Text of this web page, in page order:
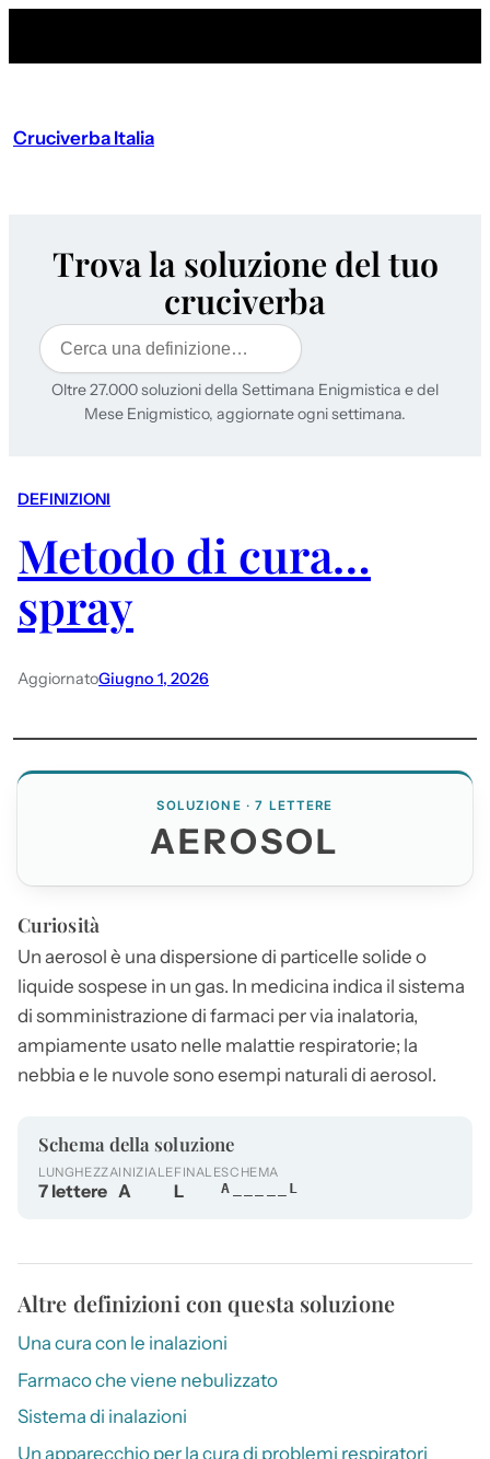
Cruciverba Italia
Trova la soluzione del tuo
cruciverba
Cerca
Oltre 27.000 soluzioni della Settimana Enigmistica e del
Mese Enigmistico, aggiornate ogni settimana.
DEFINIZIONI
Metodo di cura…
spray
AggiornatoGiugno 1, 2026
SOLUZIONE · 7 LETTERE
AEROSOL
Curiosità
Un aerosol è una dispersione di particelle solide o
liquide sospese in un gas. In medicina indica il sistema
di somministrazione di farmaci per via inalatoria,
ampiamente usato nelle malattie respiratorie; la
nebbia e le nuvole sono esempi naturali di aerosol.
Schema della soluzione
LUNGHEZZA
7 lettere
INIZIALE
A
FINALE
L
SCHEMA
A_____L
Altre definizioni con questa soluzione
Una cura con le inalazioni
Farmaco che viene nebulizzato
Sistema di inalazioni
Un apparecchio per la cura di problemi respiratori